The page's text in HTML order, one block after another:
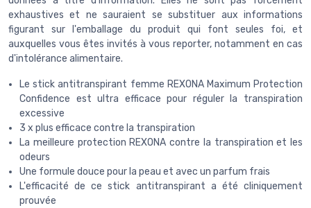
exhaustives et ne sauraient se substituer aux informations
figurant sur l'emballage du produit qui font seules foi, et
auxquelles vous êtes invités à vous reporter, notamment en cas
d'intolérance alimentaire.
Le stick antitranspirant femme REXONA Maximum Protection
Confidence est ultra efficace pour réguler la transpiration
excessive
3 x plus efficace contre la transpiration
La meilleure protection REXONA contre la transpiration et les
odeurs
Une formule douce pour la peau et avec un parfum frais
L'efficacité de ce stick antitranspirant a été cliniquement
prouvée